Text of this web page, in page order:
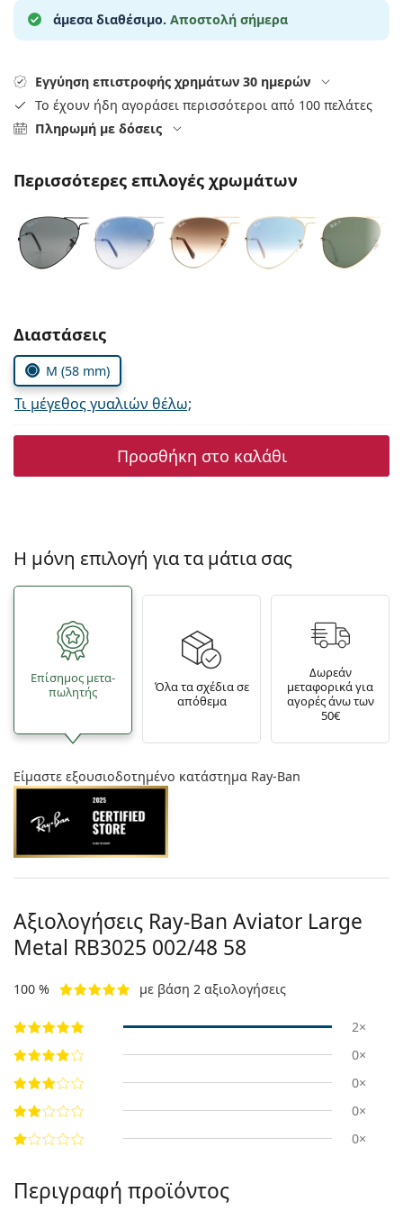
Όλες οι μάρκες
Persol
Prada
Όλες οι μάρκες
Όλα τα υγρά φακών
άμεσα διαθέσιμο. Αποστολή σήμερα
Εγγύηση επιστροφής χρημάτων 30 ημερών
Το έχουν ήδη αγοράσει περισσότεροι από 100 πελάτες
Πληρωμή με δόσεις
Περισσότερες επιλογές χρωμάτων
Συμπληρώστε τις παράμετρους
Διαστάσεις
M (58 mm)
Τι μέγεθος γυαλιών θέλω;
Προσθήκη στο καλάθι
Η μόνη επιλογή για τα μάτια σας
Επίσημος μετα­
πωλητής
Όλα τα σχέδια σε
απόθεμα
Δωρεάν
μεταφορικά για
αγορές άνω των
50€
Είμαστε εξουσιοδοτημένο κατάστημα Ray-Ban
Αξιολογήσεις Ray-Ban Aviator Large
Metal RB3025 002/48 58
100 % με βάση 2 αξιολογήσεις
2×
0×
0×
0×
0×
Περιγραφή προϊόντος